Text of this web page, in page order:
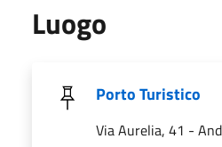
Luogo
Porto Turistico
Via Aurelia, 41 -